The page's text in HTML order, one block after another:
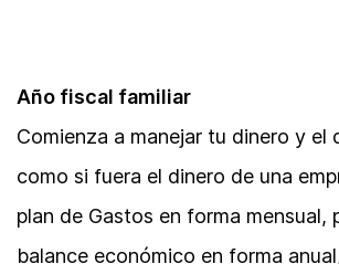
Año fiscal familiar
Comienza a manejar tu dinero y el
como si fuera el dinero de una
plan de Gastos en forma mensual,
balance económico en forma